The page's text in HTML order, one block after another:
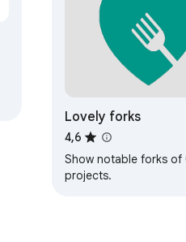
Lovely forks
4,6
Show notable forks of
projects.